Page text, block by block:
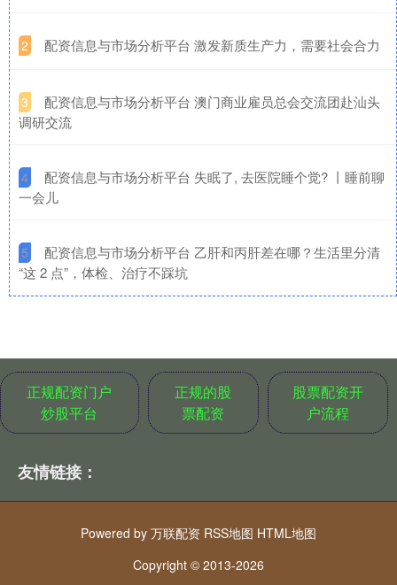
2 ​配资信息与市场分析平台 激发新质生产力，需要社会合力
3
​配资信息与市场分析平台 澳门商业雇员总会交流团赴汕头
调研交流
4
​配资信息与市场分析平台 失眠了, 去医院睡个觉? 丨睡前聊
一会儿
5
​配资信息与市场分析平台 乙肝和丙肝差在哪？生活里分清
“这 2 点”，体检、治疗不踩坑
正规配资门户
炒股平台
正规的股
票配资
股票配资开
户流程
友情链接：
Powered by 万联配资 RSS地图 HTML地图
Copyright © 2013-2026